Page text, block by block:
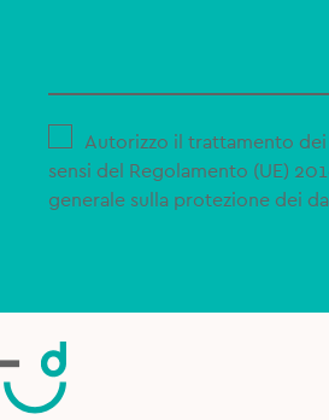
Autorizzo il trattamento
sensi del Regolamento (UE)
generale sulla protezione dei